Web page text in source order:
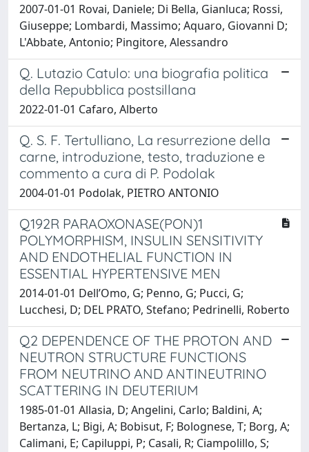
2007-01-01 Rovai, Daniele; Di Bella, Gianluca; Rossi,
Giuseppe; Lombardi, Massimo; Aquaro, Giovanni D;
L'Abbate, Antonio; Pingitore, Alessandro
Q. Lutazio Catulo: una biografia politica
della Repubblica postsillana
2022-01-01 Cafaro, Alberto
Q. S. F. Tertulliano, La resurrezione della
carne, introduzione, testo, traduzione e
commento a cura di P. Podolak
2004-01-01 Podolak, PIETRO ANTONIO
Q192R PARAOXONASE(PON)1
POLYMORPHISM, INSULIN SENSITIVITY
AND ENDOTHELIAL FUNCTION IN
ESSENTIAL HYPERTENSIVE MEN
2014-01-01 Dell’Omo, G; Penno, G; Pucci, G;
Lucchesi, D; DEL PRATO, Stefano; Pedrinelli, Roberto
Q2 DEPENDENCE OF THE PROTON AND
NEUTRON STRUCTURE FUNCTIONS
FROM NEUTRINO AND ANTINEUTRINO
SCATTERING IN DEUTERIUM
1985-01-01 Allasia, D; Angelini, Carlo; Baldini, A;
Bertanza, L; Bigi, A; Bobisut, F; Bolognese, T; Borg, A;
Calimani, E; Capiluppi, P; Casali, R; Ciampolillo, S;